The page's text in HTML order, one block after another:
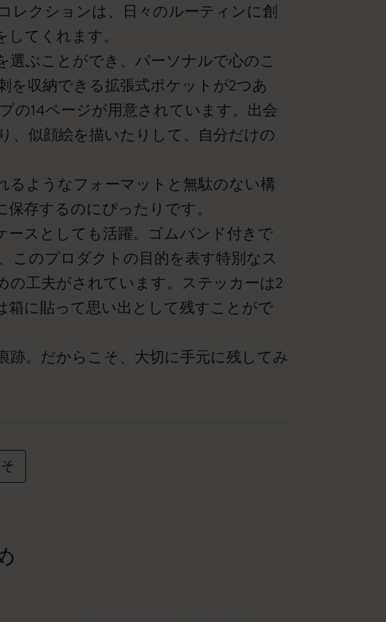
レクションは、日々のルーティンに創
てくれます。
ぶことができ、パーソナルで心のこ
を収納できる拡張式ポケットが2つあ
の14ページが用意されています。出会
、似顔絵を描いたりして、自分だけの
るようなフォーマットと無駄のない構
存するのにぴったりです。
スとしても活躍。ゴムバンド付きで
このプロダクトの目的を表す特別なス
の工夫がされています。ステッカーは2
に貼って思い出として残すことがで
。だからこそ、大切に手元に残してみ